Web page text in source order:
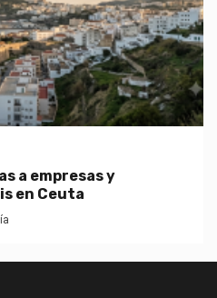
a empresas y
en Ceuta